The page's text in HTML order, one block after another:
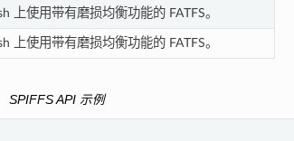
上使用带有磨损均衡功能的 FATFS。
上使用带有磨损均衡功能的 FATFS。
SPIFFS API 示例